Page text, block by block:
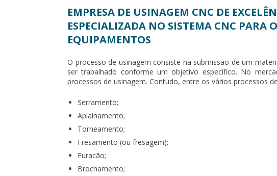
EMPRESA DE USINAGEM CNC DE
ESPECIALIZADA NO SISTEMA CNC PARA
EQUIPAMENTOS
O processo de usinagem consiste na submissão de um
ser trabalhado conforme um objetivo específico. No
processos de usinagem. Contudo, entre os vários processos
Serramento;
Aplainamento;
Torneamento;
Fresamento (ou fresagem);
Furacão;
Brochamento;